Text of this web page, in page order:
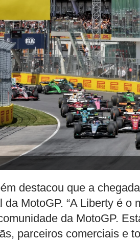
destacou que a
da MotoGP. “A Liberty é
da MotoGP.
parceiros comerciais e